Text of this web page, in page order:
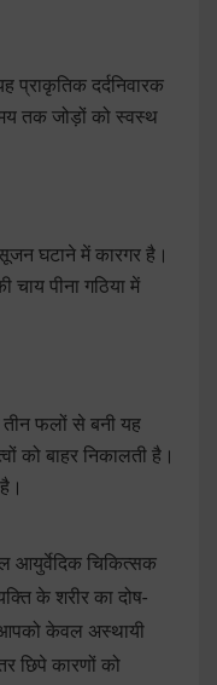
प्राकृतिक दर्दनिवारक
तक जोड़ों को स्वस्थ
घटाने में कारगर है।
पीना गठिया में
फलों से बनी यह
को बाहर निकालती है।
आयुर्वेदिक चिकित्सक
के शरीर का दोष-
केवल अस्थायी
छिपे कारणों को